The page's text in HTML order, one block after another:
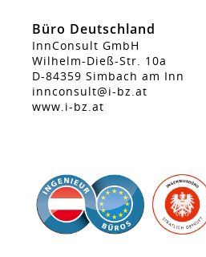
Büro Deutschland
InnConsult GmbH
Wilhelm-Dieß-Str. 10a
D-84359 Simbach am Inn
innconsult@i-bz.at
www.i-bz.at